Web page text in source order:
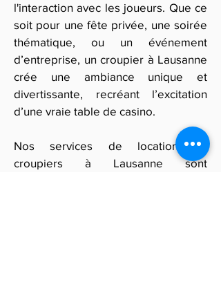
l'interaction avec les joueurs. Que ce
soit pour une fête privée, une soirée
thématique, ou un événement
d’entreprise, un croupier à Lausanne
crée une ambiance unique et
divertissante, recréant l’excitation
d’une vraie table de casino.
Nos services de location de
croupiers à Lausanne sont